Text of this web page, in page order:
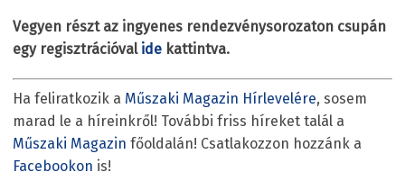
Vegyen részt az ingyenes rendezvénysorozaton csupán
egy regisztrációval ide kattintva.
Ha feliratkozik a Műszaki Magazin Hírlevelére, sosem
marad le a híreinkről! További friss híreket talál a
Műszaki Magazin főoldalán! Csatlakozzon hozzánk a
Facebookon is!